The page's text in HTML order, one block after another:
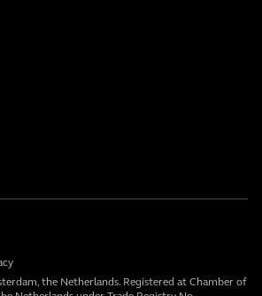
the Netherlands. Registered at Chamber of